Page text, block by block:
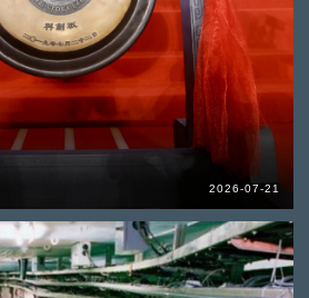
2026-07-21